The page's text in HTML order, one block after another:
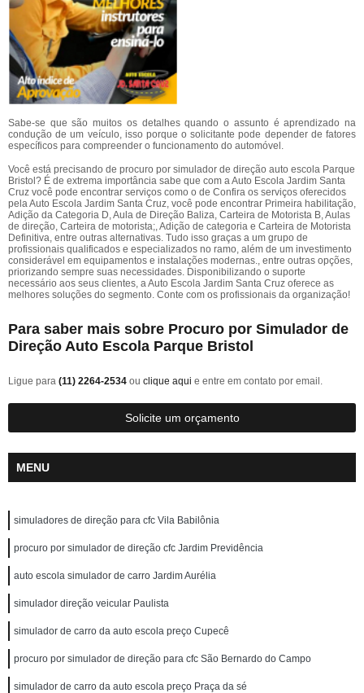
Sabe-se que são muitos os detalhes quando o assunto é aprendizado na
condução de um veículo, isso porque o solicitante pode depender de fatores
específicos para compreender o funcionamento do automóvel.
Você está precisando de procuro por simulador de direção auto escola Parque
Bristol? É de extrema importância sabe que com a Auto Escola Jardim Santa
Cruz você pode encontrar serviços como o de Confira os serviços oferecidos
pela Auto Escola Jardim Santa Cruz, você pode encontrar Primeira habilitação,
Adição da Categoria D, Aula de Direção Baliza, Carteira de Motorista B, Aulas
de direção, Carteira de motorista;, Adição de categoria e Carteira de Motorista
Definitiva, entre outras alternativas. Tudo isso graças a um grupo de
profissionais qualificados e especializados no ramo, além de um investimento
considerável em equipamentos e instalações modernas., entre outras opções,
priorizando sempre suas necessidades. Disponibilizando o suporte
necessário aos seus clientes, a Auto Escola Jardim Santa Cruz oferece as
melhores soluções do segmento. Conte com os profissionais da organização!
Para saber mais sobre Procuro por Simulador de
Direção Auto Escola Parque Bristol
Ligue para (11) 2264-2534 ou clique aqui e entre em contato por email.
Solicite um orçamento
MENU
simuladores de direção para cfc Vila Babilônia
procuro por simulador de direção cfc Jardim Previdência
auto escola simulador de carro Jardim Aurélia
simulador direção veicular Paulista
simulador de carro da auto escola preço Cupecê
procuro por simulador de direção para cfc São Bernardo do Campo
simulador de carro da auto escola preço Praça da sé